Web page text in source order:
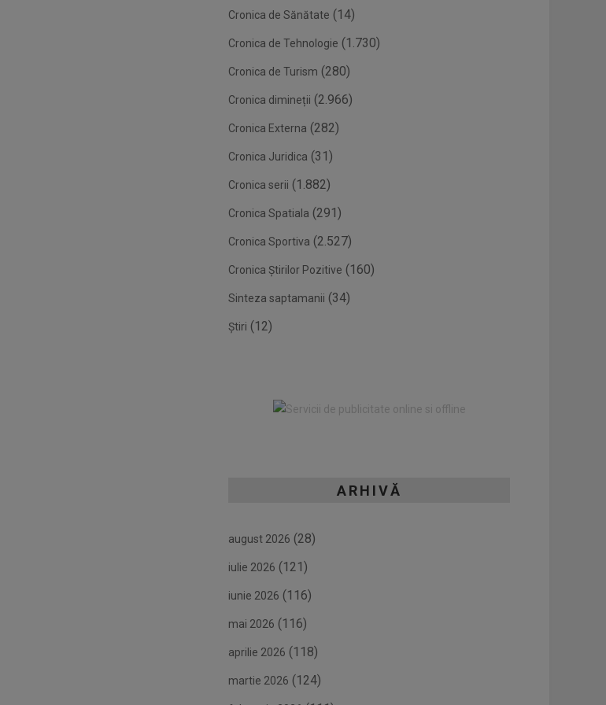
Cronica de Sănătate (14)
Cronica de Tehnologie (1.730)
Cronica de Turism (280)
Cronica dimineții (2.966)
Cronica Externa (282)
Cronica Juridica (31)
Cronica serii (1.882)
Cronica Spatiala (291)
Cronica Sportiva (2.527)
Cronica Știrilor Pozitive (160)
Sinteza saptamanii (34)
Știri (12)
ARHIVĂ
august 2026 (28)
iulie 2026 (121)
iunie 2026 (116)
mai 2026 (116)
aprilie 2026 (118)
martie 2026 (124)